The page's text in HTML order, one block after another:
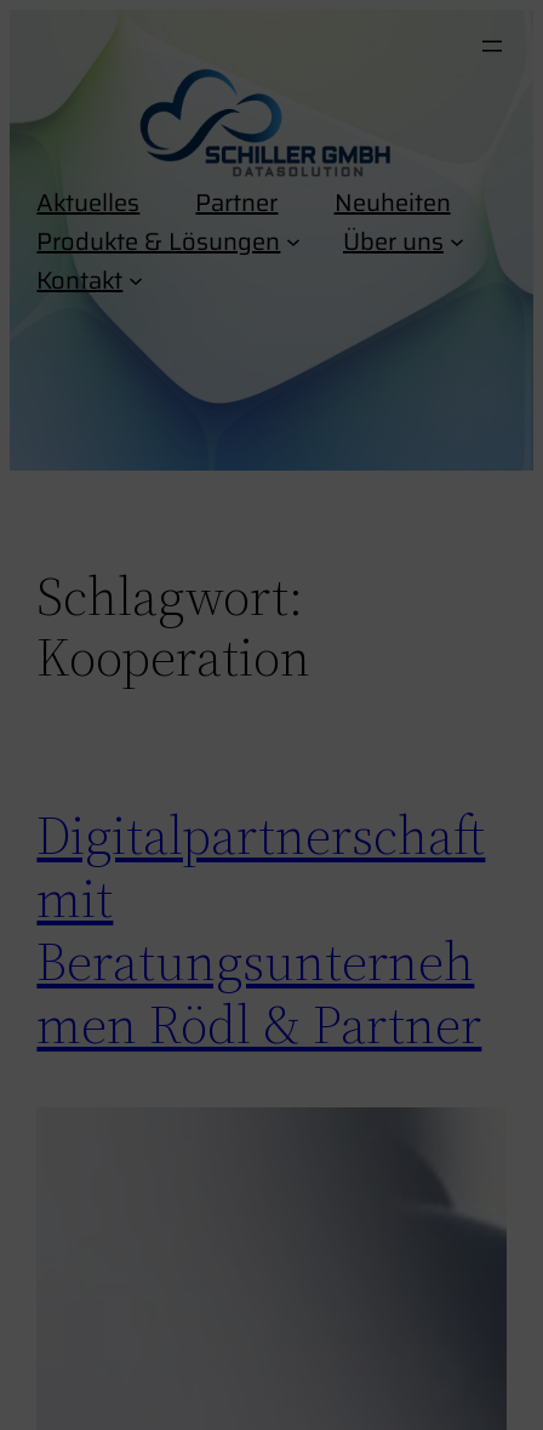
springen
Aktuelles Partner
Neuheiten
Produkte & Lösungen
Über uns
Kontakt
Schlagwort:
Kooperation
Digitalpartnerschaft
mit
Beratungsunterneh
men Rödl & Partner